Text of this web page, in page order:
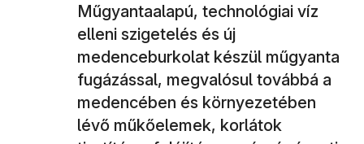
Műgyantaalapú, technológiai víz
elleni szigetelés és új
medenceburkolat készül műgyanta
fugázással, megvalósul továbbá a
medencében és környezetében
lévő műkőelemek, korlátok